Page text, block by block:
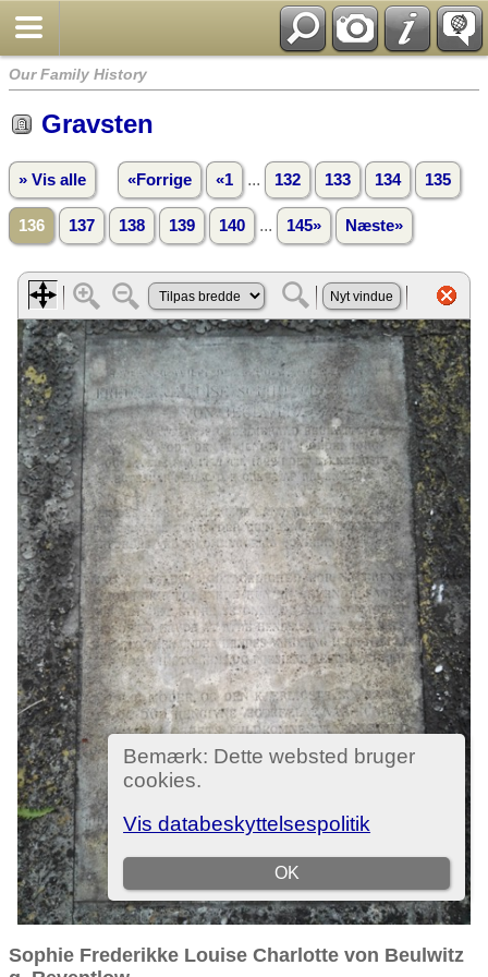
Our Family History
Gravsten
» Vis alle «Forrige «1 ... 132 133 134 135
136 137 138 139 140 ... 145» Næste»
Sophie Frederikke Louise Charlotte von Beulwitz